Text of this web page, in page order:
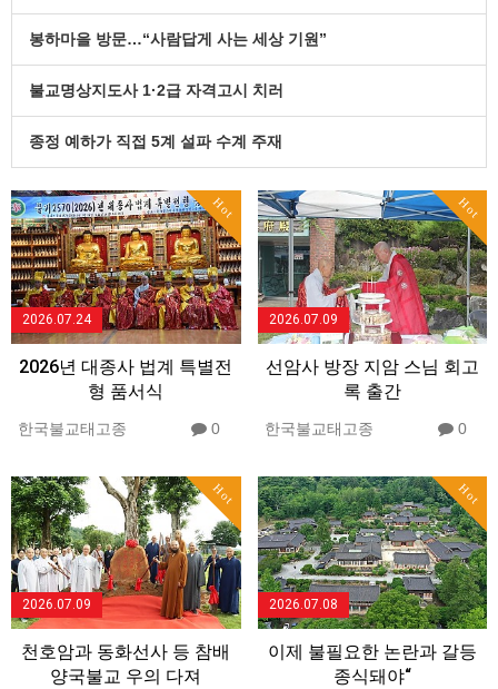
봉하마을 방문…“사람답게 사는 세상 기원”
불교명상지도사 1·2급 자격고시 치러
종정 예하가 직접 5계 설파 수계 주재
Hot
2026.07.24
2026년 대종사 법계 특별전
형 품서식
한국불교태고종 0
Hot
2026.07.09
선암사 방장 지암 스님 회고
록 출간
한국불교태고종 0
Hot
2026.07.09
천호암과 동화선사 등 참배
양국불교 우의 다져
Hot
2026.07.08
이제 불필요한 논란과 갈등
종식돼야“